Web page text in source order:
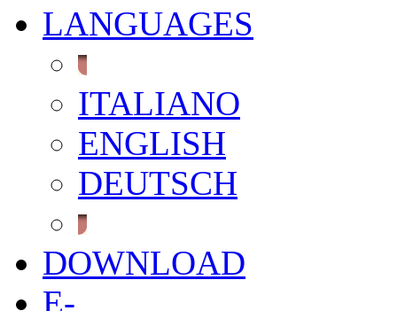
LANGUAGES
ITALIANO
ENGLISH
DEUTSCH
DOWNLOAD
E-